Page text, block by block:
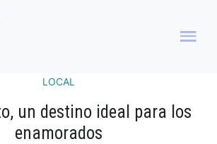
LOCAL
un destino ideal para los
enamorados